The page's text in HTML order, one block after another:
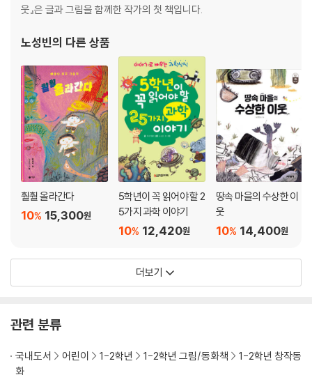
웃』은 글과 그림을 함께한 작가의 첫 책입니다.
노성빈의 다른 상품
훨훨 올라간다
15,300원
10%
5학년이 꼭 읽어야 할 2
5가지 과학 이야기
12,420원
10%
땅속 마을의 수상한 이
웃
14,400원
10%
더보기
관련 분류
국내도서 어린이 1-2학년 1-2학년 그림/동화책
1-2학년 창작동
화